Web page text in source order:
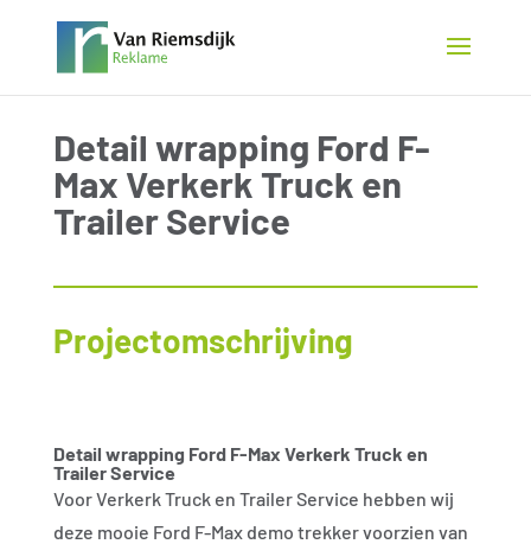
Detail wrapping Ford F-
Max Verkerk Truck en
Trailer Service
Projectomschrijving
Detail wrapping Ford F-Max Verkerk Truck en
Trailer Service
Voor Verkerk Truck en Trailer Service hebben wij
deze mooie Ford F-Max demo trekker voorzien van